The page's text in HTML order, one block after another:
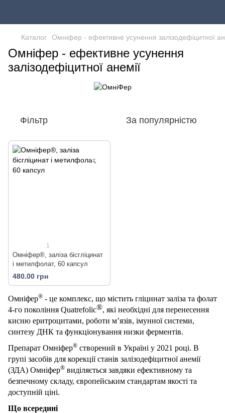
Каталог Омніфер - ефективне усунення залізодефіцитної
Омніфер - ефективне усунення
залізодефіцитної анемії
Фільтр За популярністю
1
Омніфер®, заліза бісгліцинат
і метилфолат, 60 капсул
480.00 грн
Омніфер® - це комплекс, що містить гліцинат заліза та фолат
4-го покоління Quatrefolic®, які необхідні для перенесення
кисню еритроцитами, роботи м’язів, імунної системи,
синтезу ДНК та функціонування низки ферментів.
Препарат Омніфер® створений в Україні у 2021 році. В
групі засобів для корекції станів залізодефіцитної анемії
(ЗДА) Омніфер® виділяється завдяки ефективному та
безпечному складу, європейським стандартам якості та
доступній ціні.
Що всередині